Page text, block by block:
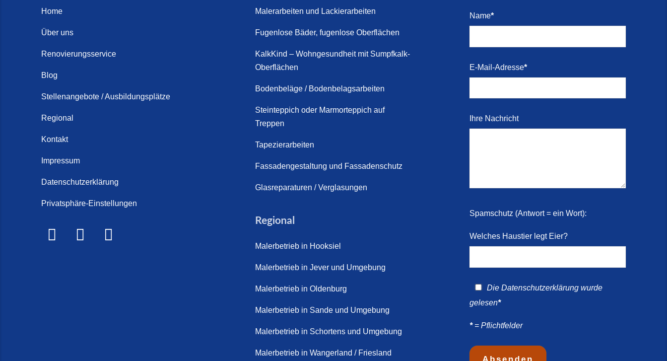
Home
Über uns
Renovierungsservice
Blog
Stellenangebote / Ausbildungsplätze
Regional
Kontakt
Impressum
Datenschutzerklärung
Privatsphäre-Einstellungen
Malerarbeiten und Lackierarbeiten
Fugenlose Bäder, fugenlose Oberflächen
KalkKind – Wohngesundheit mit Sumpfkalk-
Oberflächen
Bodenbeläge / Bodenbelagsarbeiten
Steinteppich oder Marmorteppich auf
Treppen
Tapezierarbeiten
Fassadengestaltung und Fassadenschutz
Glasreparaturen / Verglasungen
Regional
Malerbetrieb in Hooksiel
Malerbetrieb in Jever und Umgebung
Malerbetrieb in Oldenburg
Malerbetrieb in Sande und Umgebung
Malerbetrieb in Schortens und Umgebung
Malerbetrieb in Wangerland / Friesland
Name*
E-Mail-Adresse*
Ihre Nachricht
Spamschutz (Antwort = ein Wort):
Welches Haustier legt Eier?
Die Datenschutzerklärungwurde
gelesen*
*= Pflichtfelder